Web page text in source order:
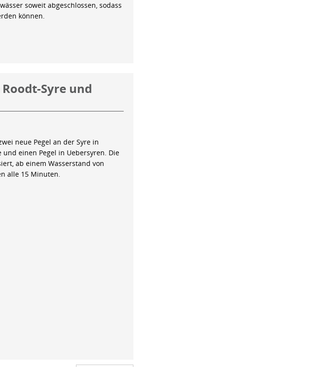
soweit abgeschlossen, sodass
können.
Syre und
neue Pegel an der Syre in
und einen Pegel in Uebersyren. Die
ab einem Wasserstand von
alle 15 Minuten.